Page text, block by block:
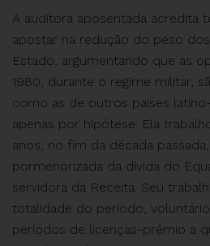
A auditora aposentada acredita
apostar na redução do peso
Estado, argumentando que as
1980, durante o regime militar,
como as de outros países
apenas por hipótese. Ela
anos, no fim da década
pormenorizada da dívida do
servidora da Receita. Seu
totalidade do período,
períodos de licenças-prêmio a